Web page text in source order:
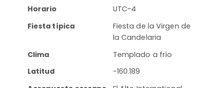
Horario
UTC-4
Fiesta típica
Fiesta de la Virgen de
la Candelaria
Clima
Templado a frío
Latitud
-160.189